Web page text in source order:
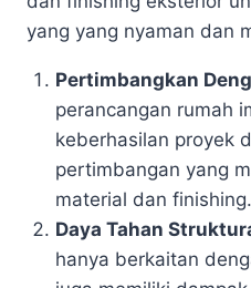
yang yang nyaman dan
Pertimbangkan
perancangan rumah
keberhasilan proyek
pertimbangan yang
material dan finishing.
Daya Tahan
hanya berkaitan